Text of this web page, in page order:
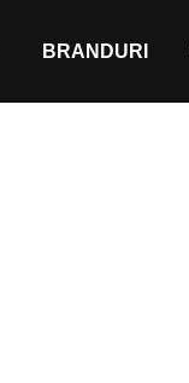
BRANDURI